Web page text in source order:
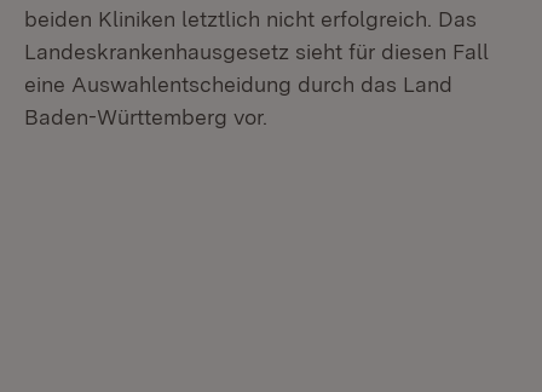
beiden Kliniken letztlich nicht erfolgreich. Das
Landeskrankenhausgesetz sieht für diesen Fall
eine Auswahlentscheidung durch das Land
Baden-Württemberg vor.